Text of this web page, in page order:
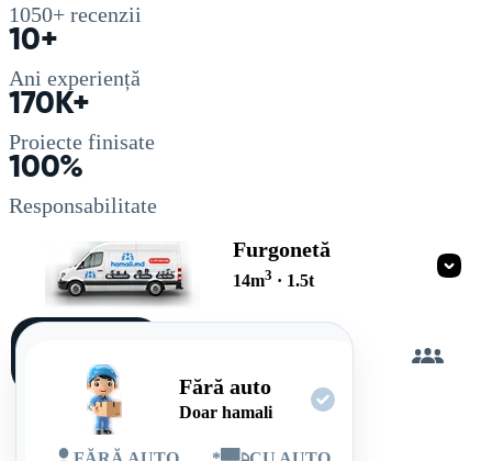
1050+ recenzii
10+
Ani experiență
170K+
Proiecte finisate
100%
Responsabilitate
Furgonetă
14m3 · 1.5t
Fără auto
Doar hamali
singur